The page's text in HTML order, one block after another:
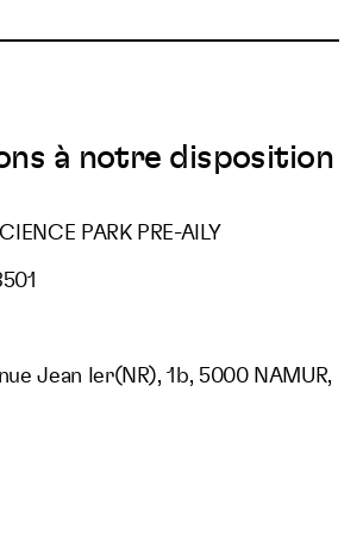
à notre disposition
PARK PRE-AILY
Jean Ier(NR), 1b, 5000 NAMUR,